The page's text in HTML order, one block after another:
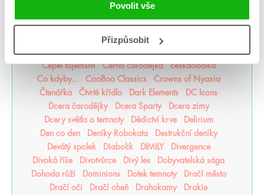
Povolit vše
Přizpůsobit
Bouřná vrána
Božští rivalové
Bylo nebylo jedno zlomené srdce
Být holka je dřina
Čarodějka
Čarodějovy Hodiny
Čarodol
Čarověník Čáry života
Časodějové
Čepel tajemství
Černá čarodějka
českáobálka
Co kdyby...
CooBoo Classics
Crowns of Nyaxia
Čtenářka
Čtvrté křídlo Dark Elements
DC Icons
Dcera čarodějky
Dcera Sparty
Dcera zimy
Dcery světla a temnoty
Dědictví krve
Delirium
Den co den
Deníky Robokata
Destrukční deníky
Devátý spolek
Diabolik DIMILY
Divergence
Divoká říše
Divotvůrce Divý les
Dobyvatelská sága
Dohoda růží
Dominions Dotek temnoty
Dračí město
Dračí oči
Dračí oheň Drahokamy
Drakie